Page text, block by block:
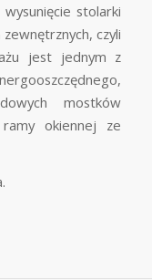
stolarki
czyli
jest jednym z
mostków
okiennej ze